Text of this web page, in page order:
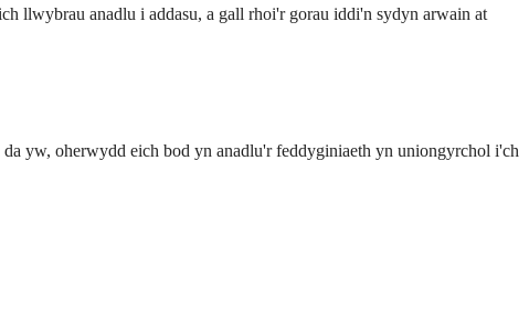
llwybrau anadlu i addasu, a gall rhoi'r gorau iddi'n sydyn arwain at
yw, oherwydd eich bod yn anadlu'r feddyginiaeth yn uniongyrchol i'ch